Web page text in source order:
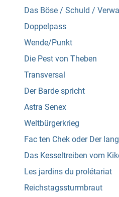
Das Böse / Schuld /
Doppelpass
Wende/Punkt
Die Pest von Theben
Transversal
Der Barde spricht
Astra Senex
Weltbürgerkrieg
Fac ten Chek oder Der
Das Kesseltreiben vom
Les jardins du prolétariat
Reichstagssturmbraut